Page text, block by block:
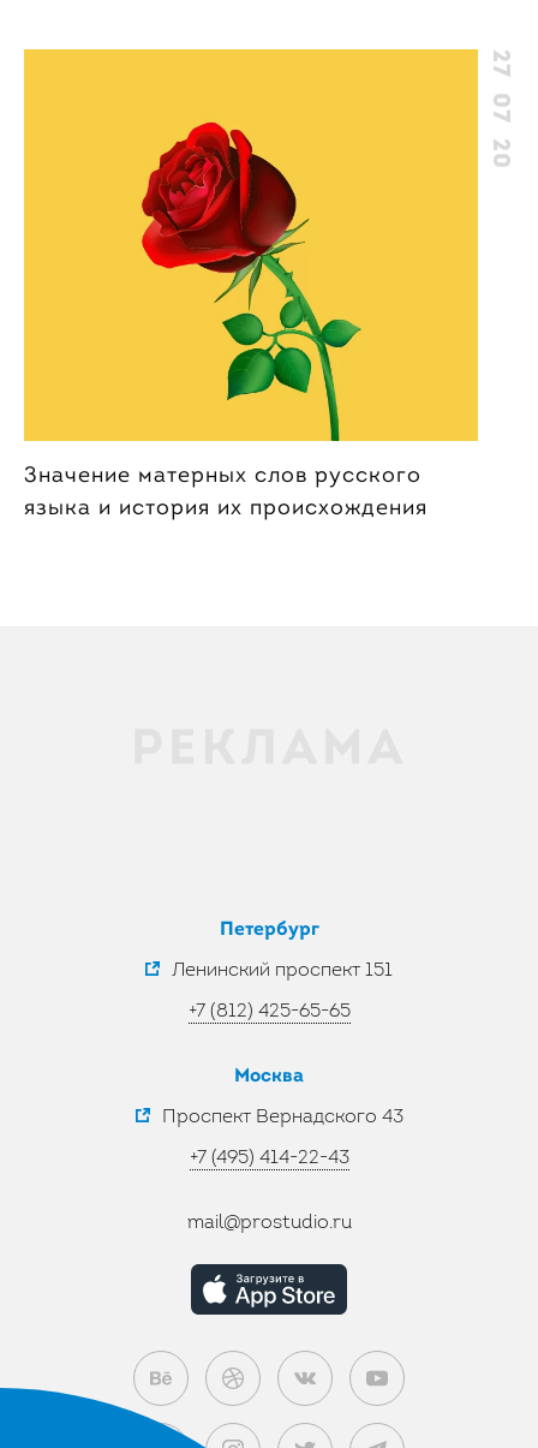
Значение матерных слов русского
языка и история их происхождения
27 07 20
Петербург
Ленинский проспект 151
+7 (812) 425-65-65
Москва
Проспект Вернадского 43
+7 (495) 414-22-43
mail@prostudio.ru